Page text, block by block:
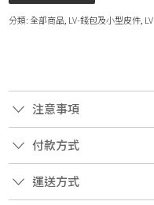
分類:全部商品 LV-錢包及小型皮件 LV
注意事項
付款方式
運送方式